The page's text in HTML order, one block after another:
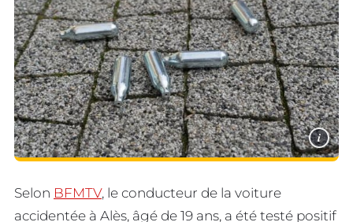
i
Selon BFMTV, le conducteur de la voiture
accidentée à Alès, âgé de 19 ans, a été testé positif